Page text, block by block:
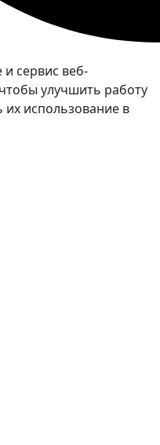
сервис веб-
улучшить работу
использование в